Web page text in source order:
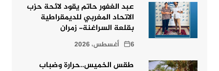
عبد الغفور حاتم يقود لائحة حزب
الاتحاد المغربي للديمقراطية
بقلعة السراغنة- زمران
6 أغسطس، 2026
طقس الخميس..حرارة وضباب